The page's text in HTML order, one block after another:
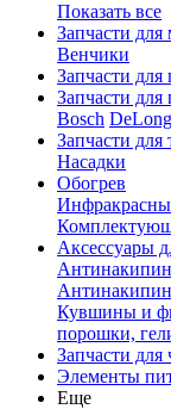
Показать все
Запчасти для
Венчики
Запчасти для
Запчасти для
Bosch
Запчасти
Насадки
Обогрев
Аксессуары
Кувшины и
порошки,
Запчасти для
Элементы
Еще